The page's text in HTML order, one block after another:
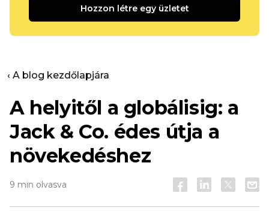
Hozzon létre egy üzletet
‹ A blog kezdőlapjára
A helyitől a globálisig: a
Jack & Co. édes útja a
növekedéshez
9 min olvasva